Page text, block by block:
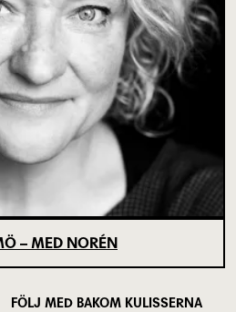
– MED NORÉN
FÖLJ MED BAKOM KULISSERNA